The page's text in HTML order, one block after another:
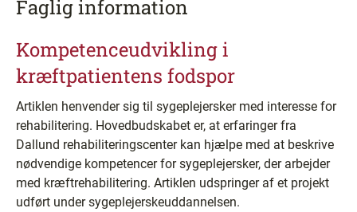
Faglig information
Kompetenceudvikling i
kræftpatientens fodspor
Artiklen henvender sig til sygeplejersker med interesse for
rehabilitering. Hovedbudskabet er, at erfaringer fra
Dallund rehabiliteringscenter kan hjælpe med at beskrive
nødvendige kompetencer for sygeplejersker, der arbejder
med kræftrehabilitering. Artiklen udspringer af et projekt
udført under sygeplejerskeuddannelsen.